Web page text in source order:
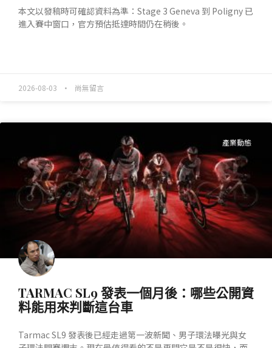
本文以發稿時可確認資料為準：Stage 3 Geneva 到 Poligny 已
進入賽中窗口，官方預估抵達時間仍在稍後。
2026-08-03 尚無留言
產業動態
TARMAC SL9 發表一個月後：哪些公開資
料能用來判斷這台車
Tarmac SL9 發表後已經走過第一波新聞、男子環法曝光與女